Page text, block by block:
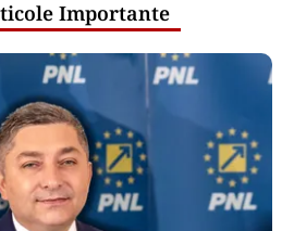
unui terminal american
naturale lichefiate
Aplicarea tarifelor pentru
și sistemul TollRo va începe
cibernetice expun
statului român: ANP